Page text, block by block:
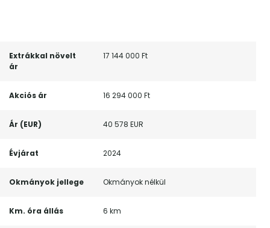
Extrákkal növelt
ár
17 144 000 Ft
Akciós ár 16 294 000 Ft
Ár (EUR) 40 578 EUR
Évjárat 2024
Okmányok jellege Okmányok nélkül
Km. óra állás 6 km